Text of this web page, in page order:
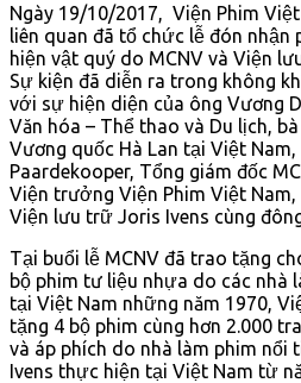
Ngày 19/10/2017, Viện Phim Việt
liên quan đã tổ chức lễ đón nhận
hiện vật quý do MCNV và Viện
Sự kiện đã diễn ra trong không
với sự hiện diện của ông Vương
Văn hóa – Thể thao và Du lịch,
Vương quốc Hà Lan tại Việt Nam,
Paardekooper, Tổng giám đốc
Viện trưởng Viện Phim Việt
Viện lưu trữ Joris Ivens cùng
Tại buổi lễ MCNV đã trao tặng
bộ phim tư liệu nhựa do các nhà
tại Việt Nam những năm 1970,
tặng 4 bộ phim cùng hơn 2.000
và áp phích do nhà làm phim nổi
Ivens thực hiện tại Việt Nam từ